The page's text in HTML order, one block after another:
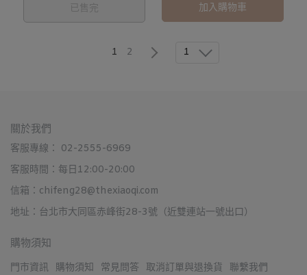
已售完 加入購物車
1 2 1
關於我們
客服專線： 02-2555-6969
客服時間：每日12:00-20:00
信箱：chifeng28@thexiaoqi.com
地址：台北市大同區赤峰街28-3號（近雙連站一號出口）
購物須知
門市資訊 購物須知 常見問答 取消訂單與退換貨
聯繫我們